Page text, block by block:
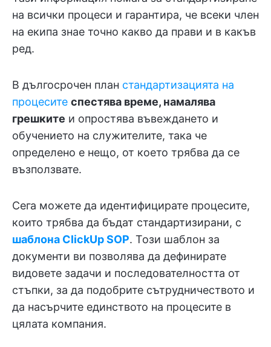
на всички процеси и гарантира, че всеки член
на екипа знае точно какво да прави и в какъв
ред.
В дългосрочен план стандартизацията на
процесите спестява време, намалява
грешките и опростява въвеждането и
обучението на служителите, така че
определено е нещо, от което трябва да се
възползвате.
Сега можете да идентифицирате процесите,
които трябва да бъдат стандартизирани, с
шаблона ClickUp SOP. Този шаблон за
документи ви позволява да дефинирате
видовете задачи и последователността от
стъпки, за да подобрите сътрудничеството и
да насърчите единството на процесите в
цялата компания.